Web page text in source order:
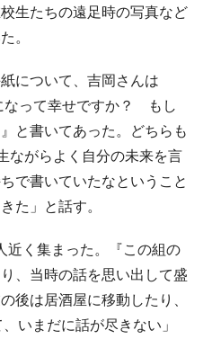
生たちの遠足時の写真など
。
について、吉岡さんは
なって幸せですか？ もし
と書いてあった。どちらも
ながらよく自分の未来を言
で書いていたなということ
た」と話す。
く集まった。『この組の
、当時の話を思い出して盛
後は居酒屋に移動したり、
いまだに話が尽きない」